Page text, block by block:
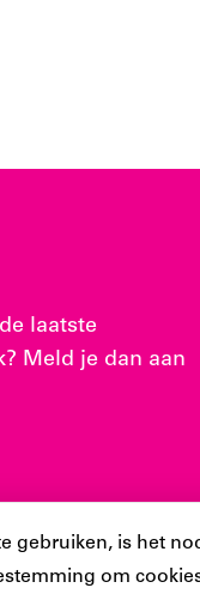
gebruiken, is het
om
laatste
Meld je dan aan